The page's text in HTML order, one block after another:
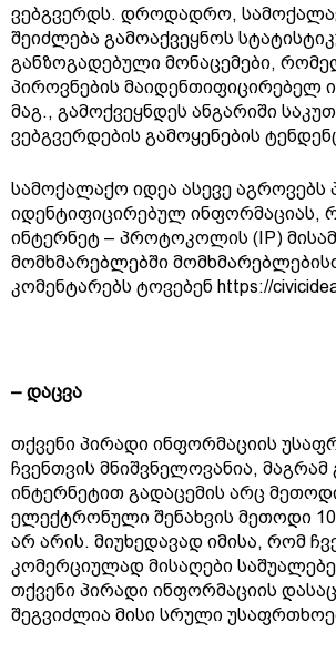
ვებგვერდს. დროდადრო,
შეიძლება გამოაქვეყნოს
განზოგადებული მონაცემები,
პიროვნების მაიდენთიფიცირებელ
მაგ., გამოქვეყნდეს ანგარიში
ვებგვერდების გამოყენების
სამოქალაქო იდეა ასევე
იდენტიფიცირებულ ინფორმაციას,
ინტერნეტ – პროტოკოლის (IP)
მომხმარებლებში
კომენტარებს ტოვებენ https://
– დაცვა
თქვენი პირადი ინფორმაციის
ჩვენთვის მნიშვნელოვანია,
ინტერნეტით გადაცემის არც
ელექტრონული შენახვის მეთოდი
არ არის. მიუხედავად იმისა, რომ
კომერციულად მისაღები
თქვენი პირადი ინფორმაციის
შეგვიძლია მისი სრული